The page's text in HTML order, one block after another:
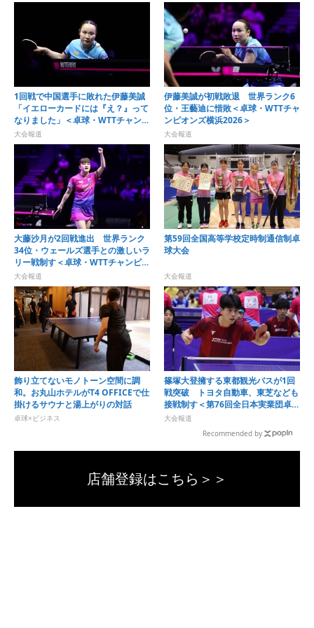
1回戦で中国選手に敗れた伊藤美誠
「イエローカードには『え？』って
なりました」＜卓球・WTTチャンピ
オンズ横浜2026＞
大会報道
伊藤美誠が初戦敗退 世界ランク6
位・王藝迪に惜敗＜卓球・WTTチャ
ンピオンズ横浜2026＞
大会報道
大藤沙月が2回戦進出 世界ランク
34位・ウェールズ選手との激しいラ
リー戦制す＜卓球・WTTチャンピオ
ンズ横浜2026＞
大会報道
第59回全国高等学校定時制通信制卓
球大会
大会報道
飾り立てないモノトーン空間に調
和。お丸山ホテルがT4 OFFICEで仕
掛けるサウナと湯上がりの対話
卓球×ビジネス
篠塚大登擁する東都観光バスが1回
戦突破 トヨタ自動車、東芝なども
接戦制す＜第76回全日本実業団卓球
選手権大会＞
大会報道
Recommended by
店舗登録はこちら＞＞